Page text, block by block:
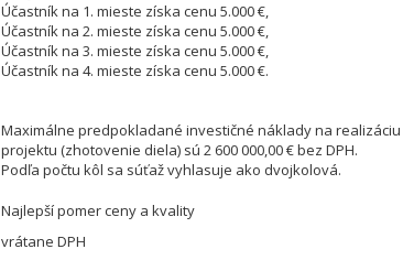
Účastník na 1. mieste získa cenu 5.000 €,
Účastník na 2. mieste získa cenu 5.000 €,
Účastník na 3. mieste získa cenu 5.000 €,
Účastník na 4. mieste získa cenu 5.000 €.
Maximálne predpokladané investičné náklady na realizáciu
projektu (zhotovenie diela) sú 2 600 000,00 € bez DPH.
Podľa počtu kôl sa súťaž vyhlasuje ako dvojkolová.
Najlepší pomer ceny a kvality
vrátane DPH